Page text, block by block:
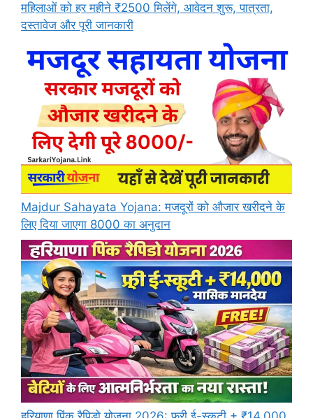
महिलाओं को हर महीने ₹2500 मिलेंगे, आवेदन शुरू, पात्रता,
दस्तावेज और पूरी जानकारी
Majdur Sahayata Yojana: मजदूरों को औजार खरीदने के
लिए दिया जाएगा 8000 का अनुदान